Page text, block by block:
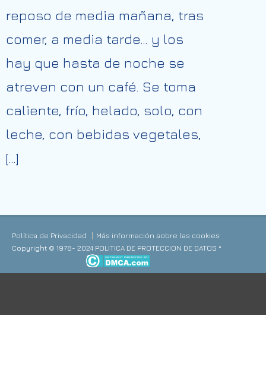
reposo de media mañana, tras
comer, a media tarde… y los
hay que hasta de noche se
atreven con un café. Se toma
caliente, frío, helado, solo, con
leche, con bebidas vegetales,
[…]
Política de Privacidad
Más información sobre las cookies
Copyright © 1978- 2024 POLITICA DE PROTECCION DE DATOS *